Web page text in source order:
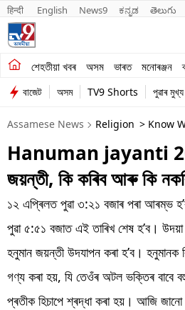
हिन्दी English News9 ಕನ್ನಡ తెలుగు
শেহতীয়া খবৰ অসম ভাৰত মনোৰঞ্জন
শেহতীয়া খবৰ
অসম
ভাৰত
মনোৰঞ্জন
ব্যৱসায়
শিক্ষা
খেল
জীৱনশৈলী
বাজেট অসম TV9 Shorts পুৱাৰ
Assamese News Religion > Know
Hanuman jayanti
জয়ন্তী, কি কৰিব আৰু কি
১২ এপ্ৰিলত পুৱা ৩:২১ বজাৰ পৰা আৰম্ভ
পুৱা ৫:৫১ বজাত এই তাৰিখ শেষ হ’ব।
হনুমান জয়ন্তী উদযাপন কৰা হ’ব। হনুমানক
গণ্য কৰা হয়, যি তেওঁৰ অটল ভক্তিৰ বাবে
প্ৰতীক হিচাপে শ্ৰদ্ধা কৰা হয়। আজি